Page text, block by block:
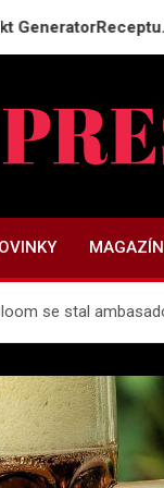
MAGAZÍN
se stal